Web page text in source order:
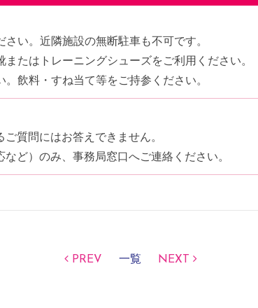
い。近隣施設の無断駐車も不可です。
またはトレーニングシューズをご利用ください。
飲料・すね当て等をご持参ください。
質問にはお答えできません。
ど）のみ、事務局窓口へご連絡ください。
PREV 一覧 NEXT